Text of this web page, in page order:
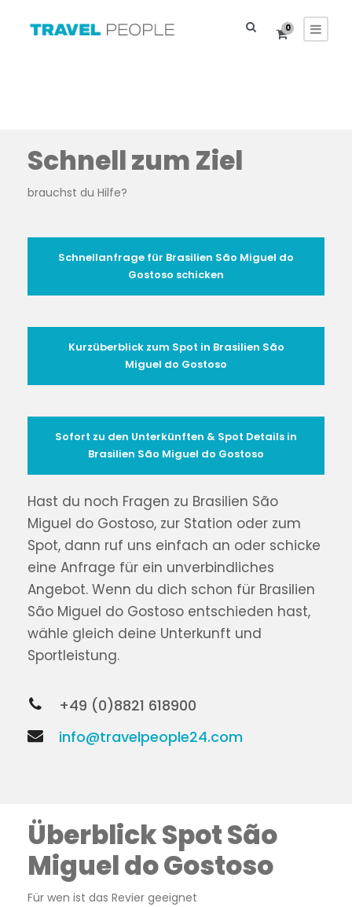
0
Schnell zum Ziel
brauchst du Hilfe?
Schnellanfrage für Brasilien São Miguel do
Gostoso schicken
Kurzüberblick zum Spot in Brasilien São
Miguel do Gostoso
Sofort zu den Unterkünften & Spot Details in
Brasilien São Miguel do Gostoso
Hast du noch Fragen zu Brasilien São
Miguel do Gostoso, zur Station oder zum
Spot, dann ruf uns einfach an oder schicke
eine Anfrage für ein unverbindliches
Angebot. Wenn du dich schon für Brasilien
São Miguel do Gostoso entschieden hast,
wähle gleich deine Unterkunft und
Sportleistung.
+49 (0)8821 618900
info@travelpeople24.com
Überblick Spot São
Miguel do Gostoso
Für wen ist das Revier geeignet